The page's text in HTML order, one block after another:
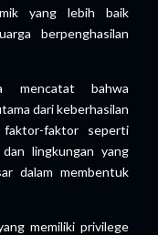
yang lebih baik
berpenghasilan
mencatat bahwa
dari keberhasilan
faktor-faktor seperti
lingkungan yang
dalam membentuk
memiliki privilege